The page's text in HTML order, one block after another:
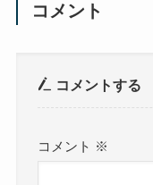
コメント
コメントする
コメント ※